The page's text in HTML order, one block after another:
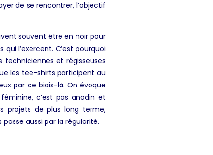
de se rencontrer, l’objectif
souvent être en noir pour
l’exercent. C’est pourquoi
et régisseuses
les tee-shirts participent au
par ce biais-là. On évoque
c’est pas anodin et
projets de plus long terme,
aussi par la régularité.